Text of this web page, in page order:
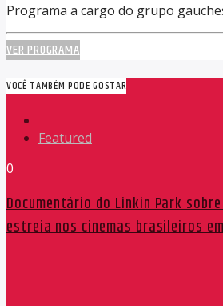
Programa a cargo do grupo
VER PROGRAMA
VOCÊ TAMBÉM PODE GOSTAR
Featured
0
Documentário do Linkin Park
estreia nos cinemas brasileiros